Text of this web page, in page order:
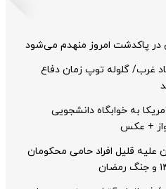
پاکدشت امروز منهدم می‌شود
غرب/ گلوله توپ زمان دفاع
به خوابگاه دانشجویی
+ عکس
علیه قلیل افراد حامی محکومان